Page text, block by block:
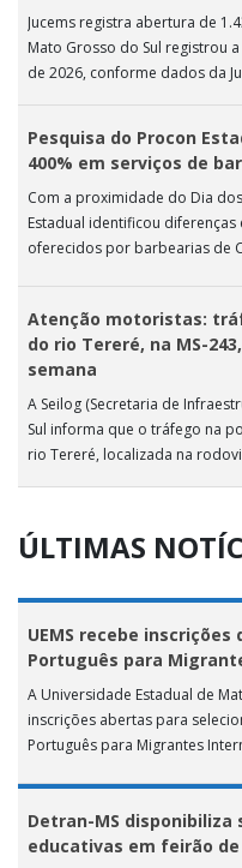
Jucems registra abertura de
Mato Grosso do Sul registrou
de 2026, conforme dados da
Pesquisa do Procon
400% em serviços de
Com a proximidade do Dia
Estadual identificou
oferecidos por barbearias de
Atenção motoristas:
do rio Tereré, na MS-
semana
A Seilog (Secretaria de
Sul informa que o tráfego na
rio Tereré, localizada na
ÚLTIMAS
UEMS recebe
Português para
A Universidade Estadual de
inscrições abertas para
Português para Migrantes
Detran-MS disponibiliza
educativas em feirão